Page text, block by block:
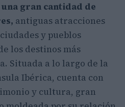
una gran cantidad de
antiguas atracciones
y pueblos
los destinos más
Situada a lo largo de la
Ibérica, cuenta con
y cultura, gran